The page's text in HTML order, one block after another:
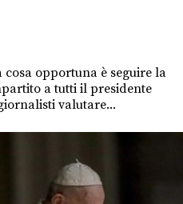
cosa opportuna è seguire la
a tutti il presidente
valutare...